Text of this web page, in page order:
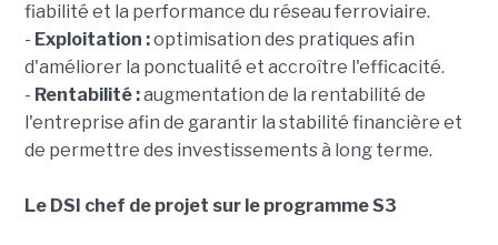
fiabilité et la performance du réseau ferroviaire.
- Exploitation :optimisation des pratiques afin
d'améliorer la ponctualité et accroître l'efficacité.
- Rentabilité :augmentation de la rentabilité de
l'entreprise afin de garantir la stabilité financière et
de permettre des investissements à long terme.
Le DSI chef de projet sur le programme S3